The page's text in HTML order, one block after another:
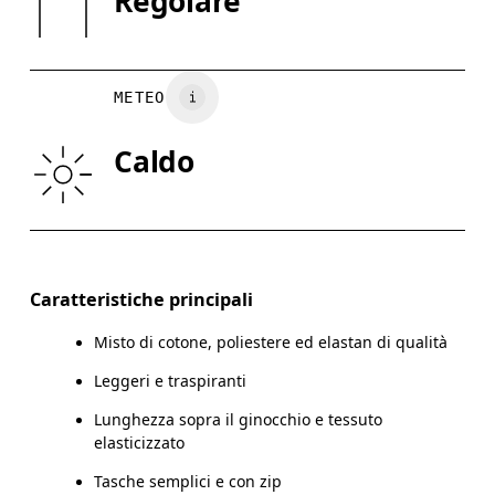
XS
GIROVITA 75 76 — 82
GIRO COSCIA 54.5
Come prendere le misure
Vietnam
METEO
Caldo
Caratteristiche principali
Misto di cotone, poliestere ed elastan di qualità
Leggeri e traspiranti
Lunghezza sopra il ginocchio e tessuto
elasticizzato
Tasche semplici e con zip